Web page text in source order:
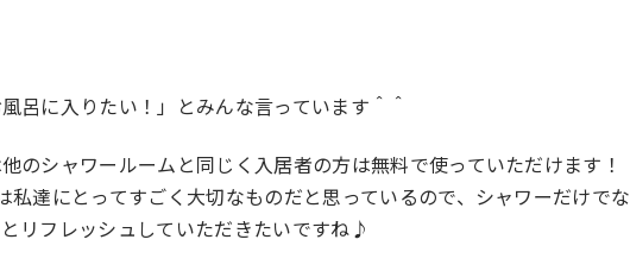
呂に入りたい！」とみんな言っています＾＾
のシャワールームと同じく入居者の方は無料で使っていただけます！
私達にとってすごく大切なものだと思っているので、シャワーだけでな
リフレッシュしていただきたいですね♪